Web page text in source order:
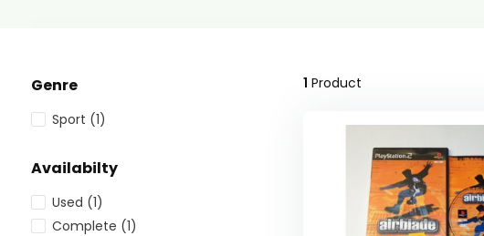
Genre
Sport (1)
Availabilty
Used (1)
Complete (1)
1 Product